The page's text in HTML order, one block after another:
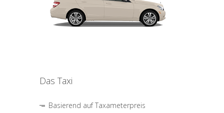
Das Taxi
Basierend auf Taxameterpreis